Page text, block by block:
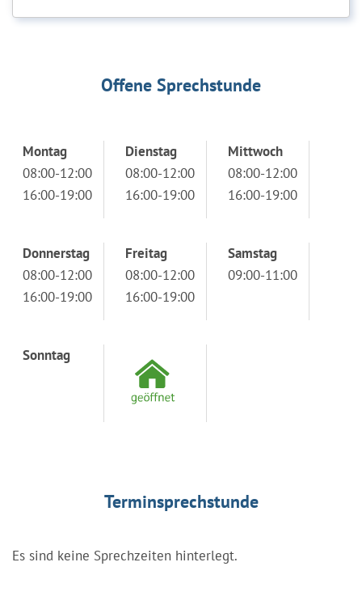
Offene Sprechstunde
Montag
08:00-12:00
16:00-19:00
Dienstag
08:00-12:00
16:00-19:00
Mittwoch
08:00-12:00
16:00-19:00
Donnerstag
08:00-12:00
16:00-19:00
Freitag
08:00-12:00
16:00-19:00
Samstag
09:00-11:00
Sonntag
Terminsprechstunde
Es sind keine Sprechzeiten hinterlegt.